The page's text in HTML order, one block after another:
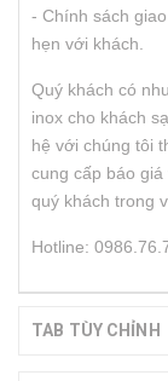
- Chính sách
hẹn với khách.
Quý khách có
inox cho khách
hệ với chúng tôi
cung cấp báo
quý khách trong
Hotline:
TAB TÙY CHỈNH